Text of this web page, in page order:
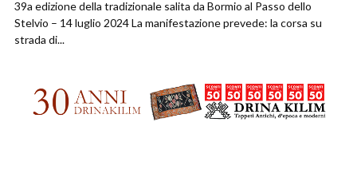
39a edizione della tradizionale salita da Bormio al Passo dello
Stelvio – 14 luglio 2024 La manifestazione prevede: la corsa su
strada di...